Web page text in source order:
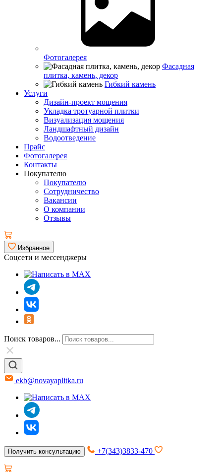
Фотогалерея
Фасадная
плитка, камень, декор
Гибкий камень
Услуги
Дизайн-проект мощения
Укладка тротуарной плитки
Визуализация мощения
Ландшафтный дизайн
Водоотведение
Прайс
Фотогалерея
Контакты
Покупателю
Покупателю
Сотрудничество
Вакансии
О компании
Отзывы
Избранное
Соцсети и мессенджеры
Поиск товаров...
ekb@novayaplitka.ru
Получить консультацию +7(343)3833-470